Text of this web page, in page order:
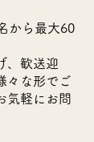
から最大60
、歓送迎
々な形でご
気軽にお問